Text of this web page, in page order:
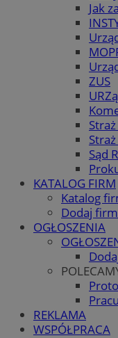
Jak
ZUS
Sąd
KATALOG FIRM
Katalog
Dodaj
OGŁOSZENIA
REKLAMA
WSPÓŁPRACA